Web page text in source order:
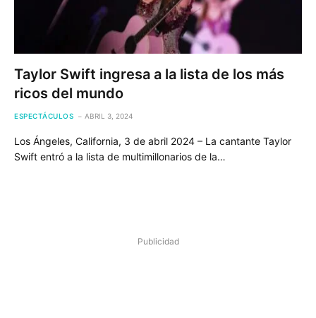
Taylor Swift ingresa a la lista de los más
ricos del mundo
ESPECTÁCULOS ABRIL 3, 2024
Los Ángeles, California, 3 de abril 2024 – La cantante Taylor
Swift entró a la lista de multimillonarios de la…
Publicidad